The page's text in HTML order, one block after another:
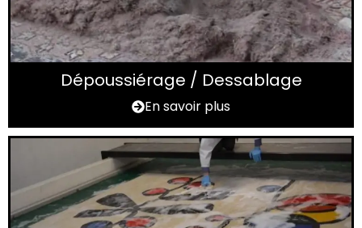
Dépoussiérage / Dessablage
En savoir plus